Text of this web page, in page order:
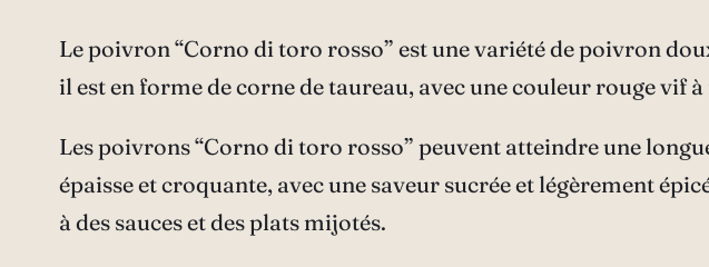
Le poivron “Corno di toro rosso” est une variété de poivron
il est en forme de corne de taureau, avec une couleur rouge vif
Les poivrons “Corno di toro rosso” peuvent atteindre une
épaisse et croquante, avec une saveur sucrée et légèrement
à des sauces et des plats mijotés.